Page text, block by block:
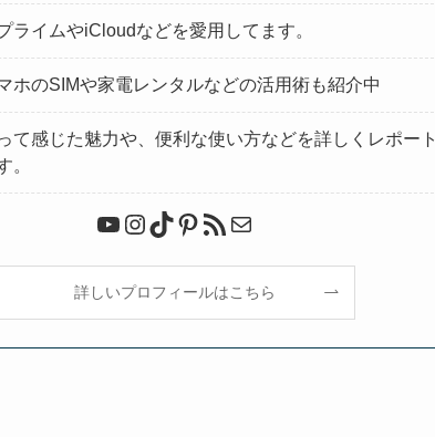
ライムやiCloudなどを愛用してます。
ホのSIMや家電レンタルなどの活用術も紹介中
て感じた魅力や、便利な使い方などを詳しくレポート
。
YouTube Instagram TikTok Pinterest RSS フィードメール
詳しいプロフィールはこちら